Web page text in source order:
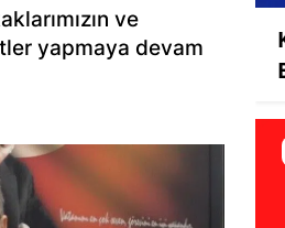
ve
yapmaya devam